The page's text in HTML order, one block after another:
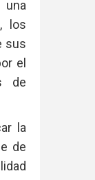
los
sus
el
de
la
de